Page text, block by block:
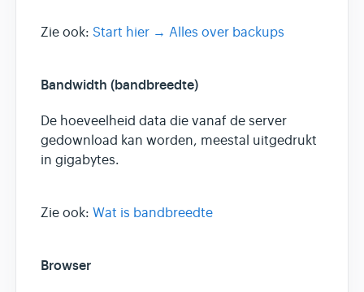
Zie ook: Start hier → Alles over backups
Bandwidth (bandbreedte)
De hoeveelheid data die vanaf de server
gedownload kan worden, meestal uitgedrukt
in gigabytes.
Zie ook: Wat is bandbreedte
Browser